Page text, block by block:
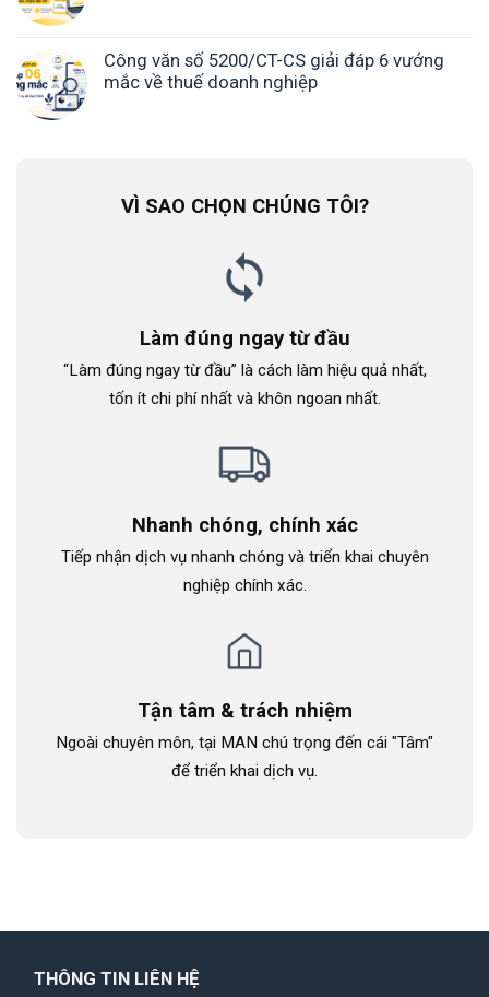
Công văn số 5200/CT-CS giải đáp 6 vướng
mắc về thuế doanh nghiệp
VÌ SAO CHỌN CHÚNG TÔI?
Làm đúng ngay từ đầu
“Làm đúng ngay từ đầu” là cách làm hiệu quả nhất,
tốn ít chi phí nhất và khôn ngoan nhất.
Nhanh chóng, chính xác
Tiếp nhận dịch vụ nhanh chóng và triển khai chuyên
nghiệp chính xác.
Tận tâm & trách nhiệm
Ngoài chuyên môn, tại MAN chú trọng đến cái "Tâm"
để triển khai dịch vụ.
THÔNG TIN LIÊN HỆ